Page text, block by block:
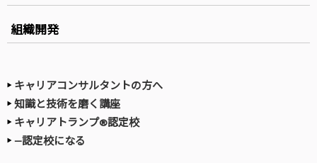
組織開発
キャリアコンサルタントの方へ
知識と技術を磨く講座
キャリアトランプ®認定校
—認定校になる